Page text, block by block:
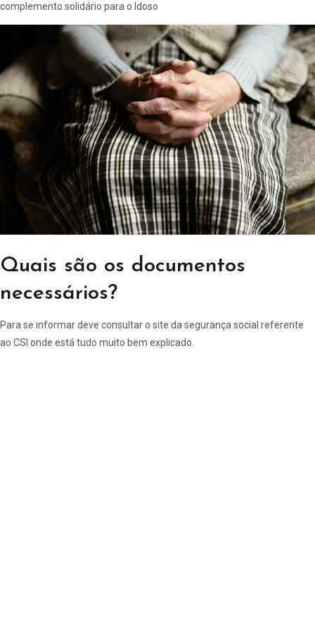
complemento solidário para o Idoso
Quais são os documentos
necessários?
Para se informar deve consultar o site da segurança social referente
ao CSI onde está tudo muito bem explicado.